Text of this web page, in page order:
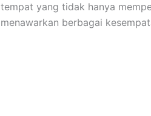
tempat yang tidak hanya
menawarkan berbagai